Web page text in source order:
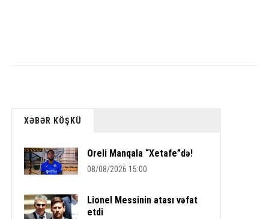
XƏBƏR KÖŞKÜ
Oreli Manqala “Xetafe”də!
08/08/2026 15:00
Lionel Messinin atası vəfat
etdi